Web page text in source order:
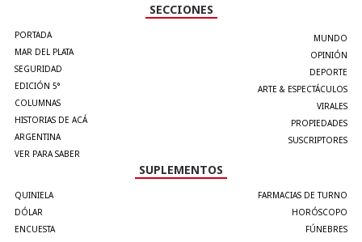
SECCIONES
PORTADA
MAR DEL PLATA
SEGURIDAD
EDICIÓN 5°
COLUMNAS
HISTORIAS DE ACÁ
ARGENTINA
VER PARA SABER
MUNDO
OPINIÓN
DEPORTE
ARTE & ESPECTÁCULOS
VIRALES
PROPIEDADES
SUSCRIPTORES
SUPLEMENTOS
QUINIELA
DÓLAR
ENCUESTA
FARMACIAS DE TURNO
HORÓSCOPO
FÚNEBRES